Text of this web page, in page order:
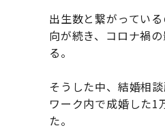
出生数と繋がってい
向が続き、コロナ禍
る。
そうした中、結婚相
ワーク内で成婚した1
た。